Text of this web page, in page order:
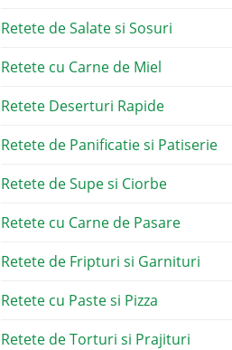
Retete de Salate si Sosuri
Retete cu Carne de Miel
Retete Deserturi Rapide
Retete de Panificatie si Patiserie
Retete de Supe si Ciorbe
Retete cu Carne de Pasare
Retete de Fripturi si Garnituri
Retete cu Paste si Pizza
Retete de Torturi si Prajituri